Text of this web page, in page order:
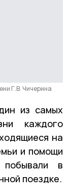
Г.В. Чичерина
из самых
каждого
на
и помощи
в
поездке.